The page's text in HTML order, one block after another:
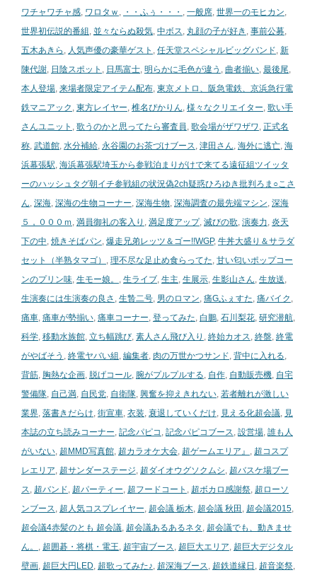
ワチャワチャ感, ワロタｗ , ・・ふぅ・・・ , 一般席, 世界一のモヒカン,
世界初伝説的番組, 並々ならぬ殺気, 中ボス, 丸顔の子が好き , 事前公募,
五木あきら , 人気声優の豪華ゲスト , 任天堂スペシャルビッグバンド, 新
陳代謝, 日陰スポット , 日馬富士, 明らかに毛色が違う , 曲者揃い, 最後尾,
本人登場, 来場者限定アイテム配布, 東京メトロ、阪急電鉄、京浜急行電
鉄マニアック , 東方レイヤー, 椎名ぴかりん, 様々なクリエイター, 歌い手
さんユニット , 歌うのかと思ってたら審査員, 歌会場がザワザワ, 正式名
称, 武道館, 水分補給, 永谷園のお茶づけブース, 津田さん, 海外に逃亡, 海
浜幕張駅, 海浜幕張駅埼玉から参戦泊まりがけで来てる遠征組ツイッタ
ーのハッシュタグ朝イチ参戦組の状況偽2ch疑惑ひろゆき批判ろま○こさ
ん, 深海, 深海の生物コーナー, 深海生物, 深海調査の最先端マシン, 深海
５，０００ｍ, 満員御礼の客入り , 満足度アップ, 滅びの歌, 演奏力, 炎天
下の中, 焼きそばパン, 爆走兄弟レッツ＆ゴー!!WGP, 牛丼大盛り＆サラダ
セット（半熟タマゴ） , 理不尽な足止め食らってた, 甘い匂いポップコー
ンのプリン味, 生モー娘。 , 生ライブ, 生主, 生展示, 生影山さん, 生放送,
生演奏には生演奏の良さ , 生贄二号, 男のロマン, 痛Gふぇすた, 痛バイク ,
痛車, 痛車が勢揃い, 痛車コーナー, 登ってみた, 白鵬, 石川梨花, 研究潜航,
科学, 移動水族館, 立ち幅跳び, 素人さん飛び入り , 終始カオス, 終盤, 終電
がやばそう , 終電ヤバい組, 編集者, 肉の万世かつサンド, 背中に入れる,
背筋, 胸熱な企画, 脱げコール, 腕がプルプルする, 自作, 自動販売機, 自宅
警備隊, 自己満, 自民党, 自衛隊, 興奮を抑えきれない, 若者離れが激しい
業界, 落書きだらけ, 街宣車, 衣装, 衰退していくだけ, 見える化超会議, 見
本誌の立ち読みコーナー, 記念パピコ , 記念パピコブース, 設営場, 誰も人
がいない, 超MMD写真館, 超カラオケ大会, 超ゲームエリア』 , 超コスプ
レエリア, 超サンダーステージ, 超ダイオウグソクムシ, 超バスケ場ブー
ス, 超バンド, 超パーティー, 超フードコート , 超ボカロ感謝祭, 超ローソ
ンブース, 超人気コスプレイヤー, 超会議 栃木, 超会議 秋田 , 超会議2015,
超会議4赤髪のとも 超会議, 超会議あるあるネタ , 超会議でも、動きませ
ん。 , 超囲碁・将棋・電王, 超宇宙ブース, 超巨大エリア, 超巨大デジタル
壁画, 超巨大円LED, 超歌ってみた♪, 超深海ブース, 超鉄道縁日 , 超音楽祭,